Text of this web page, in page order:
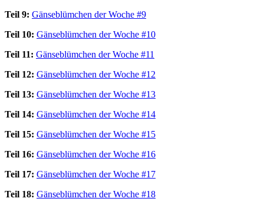
Teil 9: Gänseblümchen der Woche #9
Teil 10: Gänseblümchen der Woche #10
Teil 11: Gänseblümchen der Woche #11
Teil 12: Gänseblümchen der Woche #12
Teil 13: Gänseblümchen der Woche #13
Teil 14: Gänseblümchen der Woche #14
Teil 15: Gänseblümchen der Woche #15
Teil 16: Gänseblümchen der Woche #16
Teil 17: Gänseblümchen der Woche #17
Teil 18: Gänseblümchen der Woche #18